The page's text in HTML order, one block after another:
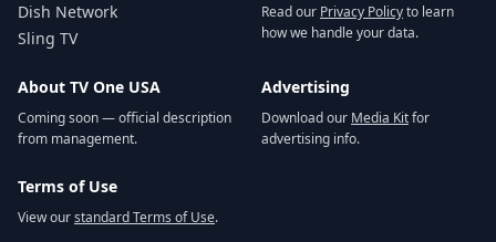
Dish Network
Sling TV
Read our Privacy Policyto learn
how we handle your data.
About TV One USA
Coming soon — official description
from management.
Advertising
Download our Media Kitfor
advertising info.
Terms of Use
View ourstandard Terms of Use.